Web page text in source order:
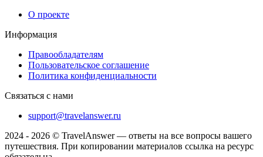
О проекте
Информация
Правообладателям
Пользовательское соглашение
Политика конфиденциальности
Связаться с нами
support@travelanswer.ru
2024 - 2026 © TravelAnswer — ответы на все вопросы вашего
путешествия. При копировании материалов ссылка на ресурс